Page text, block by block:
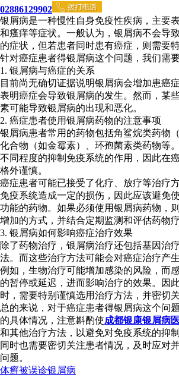
02886129902
银屑病是一种慢性自身免疫性疾病，主要
和瘙痒等症状。一般认为，银屑病不会导
的症状，但若患者同时患有癌症，则需要特
针对癌症患者得银屑病这个问题，我们需
1. 银屑病与癌症的关系
目前尚无确切证据说明银屑病会增加患癌
表明癌症会导致银屑病的发生。然而，某
素可能导致银屑病的出现和恶化。
2. 癌症患者使用银屑病药物的注意事项
银屑病患者常用的药物包括角鲨烷类药物
化合物（如金霉素）、环孢菌素类药物等
不同程度的抑制免疫系统的作用，因此在
格外谨慎。
癌症患者可能已接受了化疗、放疗等治疗
免疫系统造成一定的损伤，因此应该避免
功能的药物。如果必须使用银屑病药物，
增加的方式，并结合定期监测和评估药物
3. 银屑病如何影响癌症治疗效果
除了药物治疗，银屑病治疗还包括基因治
法。而这些治疗方法可能会对癌症治疗产生
例如，生物治疗可能增加感染的风险，而
的暂停或延迟，进而影响治疗的效果。因
时，需要特别谨慎选用治疗方法，并密切
总的来说，对于癌症患者得银屑病这个问
的具体情况，注意斟酌使成都银康银屑病
和其他治疗方法，以避免对免疫系统的抑
同时也需要密切关注患者情况，及时应对
问题。
体癣被误诊银屑病